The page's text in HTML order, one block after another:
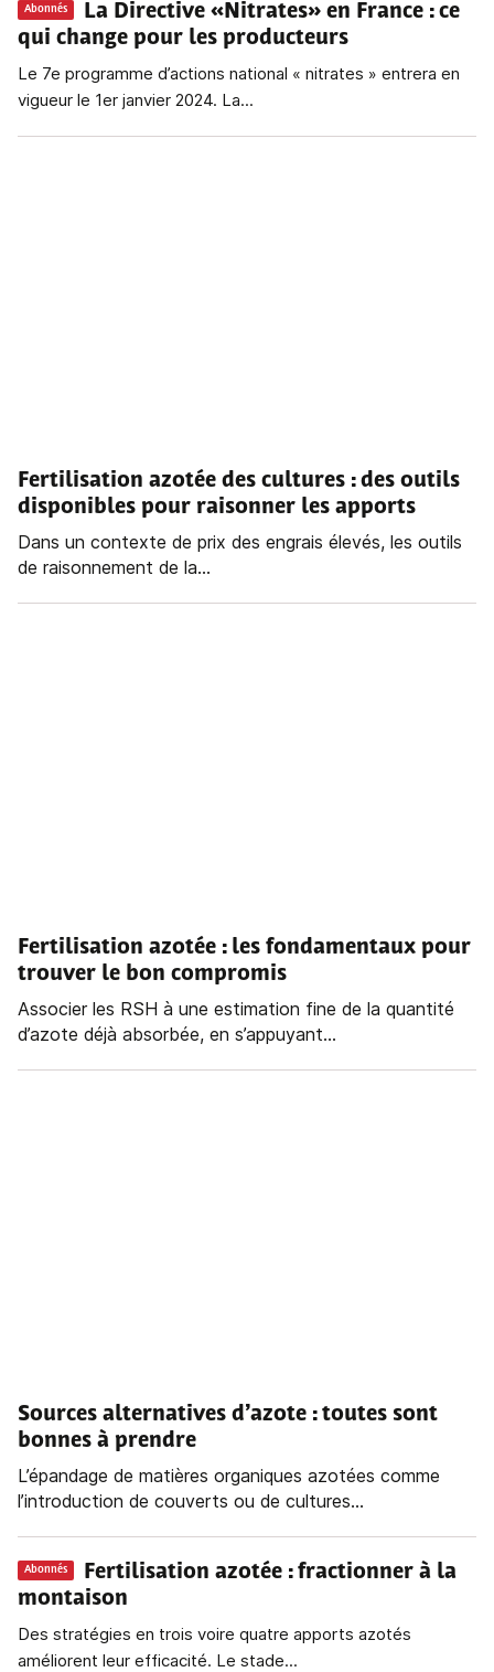
Abonnés La Directive «Nitrates» en France : ce
qui change pour les producteurs
Le 7e programme d’actions national « nitrates » entrera en
vigueur le 1er janvier 2024. La...
Fertilisation azotée des cultures : des outils
disponibles pour raisonner les apports
Dans un contexte de prix des engrais élevés, les outils
de raisonnement de la...
Fertilisation azotée : les fondamentaux pour
trouver le bon compromis
Associer les RSH à une estimation fine de la quantité
d’azote déjà absorbée, en s’appuyant...
Sources alternatives d’azote : toutes sont
bonnes à prendre
L’épandage de matières organiques azotées comme
l’introduction de couverts ou de cultures...
Abonnés Fertilisation azotée : fractionner à la
montaison
Des stratégies en trois voire quatre apports azotés
améliorent leur efficacité. Le stade...